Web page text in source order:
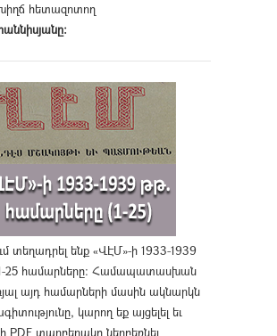
հետազոտող
տեղադրել ենք «ՎԷՄ»-ի 1933-1939
1-25 համարները։ Համապատասխան
այդ համարների մասին ակնարկն
կարող եք այցելել եւ
PDF տարբերակը ներբեռնել